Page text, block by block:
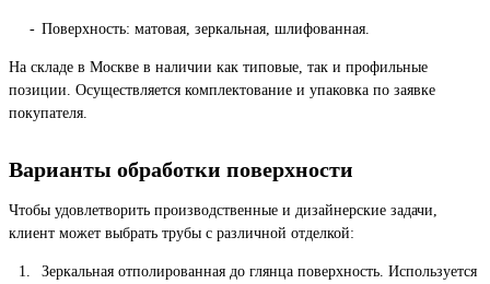
Поверхность: матовая, зеркальная, шлифованная.
На складе в Москве в наличии как типовые, так и профильные
позиции. Осуществляется комплектование и упаковка по заявке
покупателя.
Варианты обработки поверхности
Чтобы удовлетворить производственные и дизайнерские задачи,
клиент может выбрать трубы с различной отделкой:
Зеркальная отполированная до глянца поверхность. Используется